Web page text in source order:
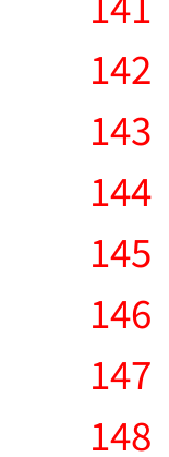
142
143
144
145
146
147
148